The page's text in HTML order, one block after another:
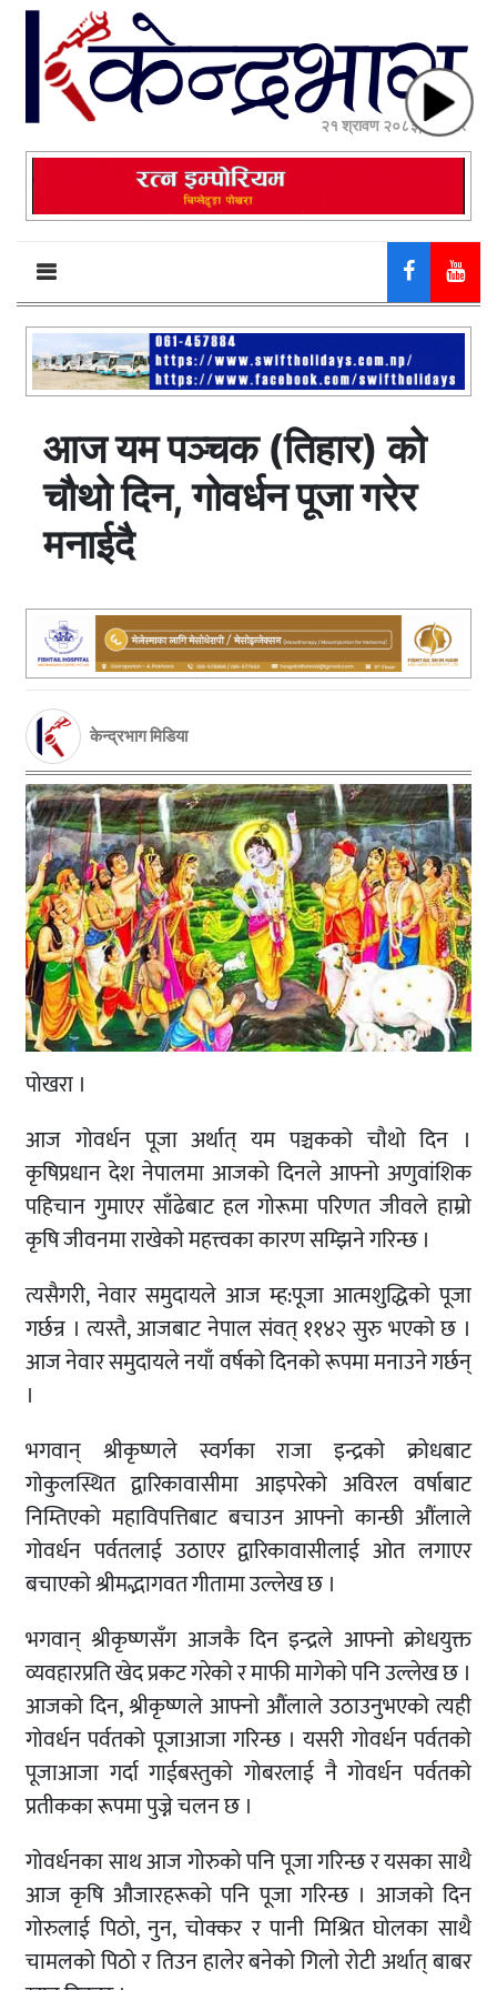
२१ श्रावण २०८३, बिहीबार
आज यम पञ्चक (तिहार) को
चौथो दिन, गोवर्धन पूजा गरेर
मनाईदै
केन्द्रभाग मिडिया
पोखरा ।
आज गोवर्धन पूजा अर्थात् यम पञ्चकको चौथो दिन ।
कृषिप्रधान देश नेपालमा आजको दिनले आफ्नो अणुवांशिक
पहिचान गुमाएर साँढेबाट हल गोरूमा परिणत जीवले हाम्रो
कृषि जीवनमा राखेको महत्त्वका कारण सम्झिने गरिन्छ ।
त्यसैगरी, नेवार समुदायले आज म्ह:पूजा आत्मशुद्धिको पूजा
गर्छन्र । त्यस्तै, आजबाट नेपाल संवत् ११४२ सुरु भएको छ ।
आज नेवार समुदायले नयाँ वर्षको दिनको रूपमा मनाउने गर्छन्
।
भगवान् श्रीकृष्णले स्वर्गका राजा इन्द्रको क्रोधबाट
गोकुलस्थित द्वारिकावासीमा आइपरेको अविरल वर्षाबाट
निम्तिएको महाविपत्तिबाट बचाउन आफ्नो कान्छी औंलाले
गोवर्धन पर्वतलाई उठाएर द्वारिकावासीलाई ओत लगाएर
बचाएको श्रीमद्भागवत गीतामा उल्लेख छ ।
भगवान् श्रीकृष्णसँग आजकै दिन इन्द्रले आफ्नो क्रोधयुक्त
व्यवहारप्रति खेद प्रकट गरेको र माफी मागेको पनि उल्लेख छ ।
आजको दिन, श्रीकृष्णले आफ्नो औंलाले उठाउनुभएको त्यही
गोवर्धन पर्वतको पूजाआजा गरिन्छ । यसरी गोवर्धन पर्वतको
पूजाआजा गर्दा गाईबस्तुको गोबरलाई नै गोवर्धन पर्वतको
प्रतीकका रूपमा पुज्ने चलन छ ।
गोवर्धनका साथ आज गोरुको पनि पूजा गरिन्छ र यसका साथै
आज कृषि औजारहरूको पनि पूजा गरिन्छ । आजको दिन
गोरुलाई पिठो, नुन, चोक्कर र पानी मिश्रित घोलका साथै
चामलको पिठो र तिउन हालेर बनेको गिलो रोटी अर्थात् बाबर